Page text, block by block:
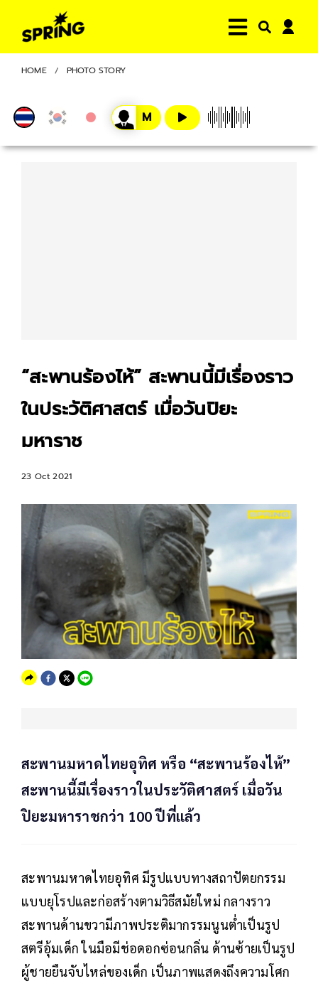
HOME PHOTO STORY
“สะพานร้องไห้” สะพานนี้มีเรื่องราว
ในประวัติศาสตร์ เมื่อวันปิยะ
มหาราช
23 Oct 2021
สะพานมหาดไทยอุทิศ หรือ “สะพานร้องไห้”
สะพานนี้มีเรื่องราวในประวัติศาสตร์ เมื่อวัน
ปิยะมหาราชกว่า 100 ปีที่แล้ว
สะพานมหาดไทยอุทิศ มีรูปแบบทางสถาปัตยกรรม
แบบยุโรปและก่อสร้างตามวิธีสมัยใหม่ กลางราว
สะพานด้านขวามีภาพประติมากรรมนูนต่ำเป็นรูป
สตรีอุ้มเด็ก ในมือมีช่อดอกซ่อนกลิ่น ด้านซ้ายเป็นรูป
ผู้ชายยืนจับไหล่ของเด็ก เป็นภาพแสดงถึงความโศก